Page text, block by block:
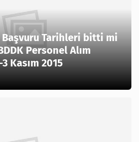
Başvuru Tarihleri bitti mi
Personel Alım
Kasım 2015